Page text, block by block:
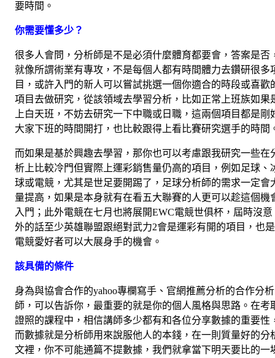
要時間。
你需要懂多少？
很多人會問，分析師是不是必須什麼體育都要會，答案是否
就像所謂術業有專攻，不是每個人都有時間體力去鑽研很多
目，或許入門的新人可以嘗試挑選一個你適合的時段或喜歡
項目去做研究，從該領域去學習分析，比如正常上班族如果
上白天班，不妨去研究一下中職或日職，這兩個項目都是剛
大家下班的時間開打，也比較跟得上看比賽研究選手的時間
而如果是基於興趣去學習，那你也可以考慮跟我研究一些在
析上比較冷門但實際上運彩銷售量仍高的項目，例如足球、
球或電競，尤其是世足要開踢了，足球分析師的需求一定會
量提高，如果是本身就有在看五大聯賽的人更可以趁這個機
入門；此外電競在七月也將展開EWC電競世俱杯，屆時沒意
外的話至少英雄聯盟跟絕對武力2會是運彩有開的項目，也是
電競愛好者可以大展身手的機會。
該具備的條件
身為與協會合作的yahoo專欄寫手、官網推薦分析的合作分析
師，可以告訴你，最重要的就是你的個人風格與思路。在考
證照的課程中，相信講師多少都有和各位分享數據的重要性
而數據就是分析師用來說服他人的本錢，在一則質量好的分
文裡，你不可能通篇不提數據，我們就拿當下明天要比的一